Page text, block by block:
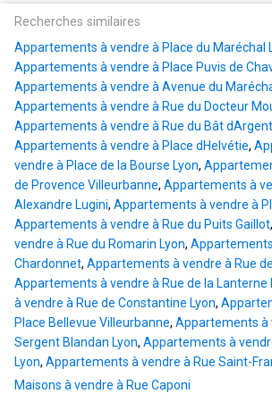
Recherches similaires
Appartements à vendre à Place du Maréchal
Appartements à vendre à Place Puvis de
Appartements à vendre à Avenue du
Appartements à vendre à Rue du Docteur
Appartements à vendre à Rue du Bât
Appartements à vendre à Place dHelvétie,
vendre à Place de la Bourse Lyon,
de Provence Villeurbanne, Appartements à
Alexandre Lugini, Appartements à vendre à
Appartements à vendre à Rue du Puits Gaillot,
vendre à Rue du Romarin Lyon,
Chardonnet, Appartements à vendre à Rue
Appartements à vendre à Rue de la Lanterne
à vendre à Rue de Constantine Lyon,
Place Bellevue Villeurbanne, Appartements à
Sergent Blandan Lyon, Appartements à
Lyon, Appartements à vendre à Rue Saint-
Maisons à vendre à Rue Caponi